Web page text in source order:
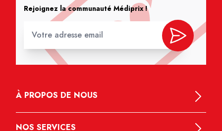
Rejoignez la communauté Médiprix !
À PROPOS DE NOUS
NOS SERVICES